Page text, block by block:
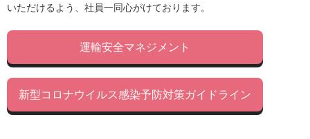
いただけるよう、社員一同心がけております。
運輸安全マネジメント
新型コロナウイルス感染予防対策ガイドライン